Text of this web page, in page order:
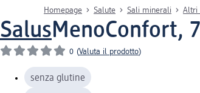
Homepage Salute Sali minerali Altri
SalusMenoConfort,
0 (Valuta il prodotto)
senza glutine